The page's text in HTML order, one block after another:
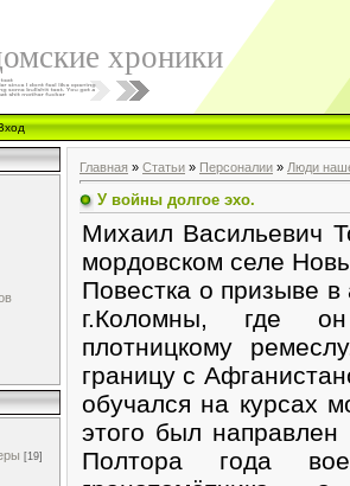
хроники
[19]
Главная » Статьи » Персоналии » Люди
У войны долгое эхо.
Михаил Васильевич
мордовском селе
Повестка о призыве
г.Коломны, где
плотницкому
границу с
обучался на курсах
этого был
Полтора года